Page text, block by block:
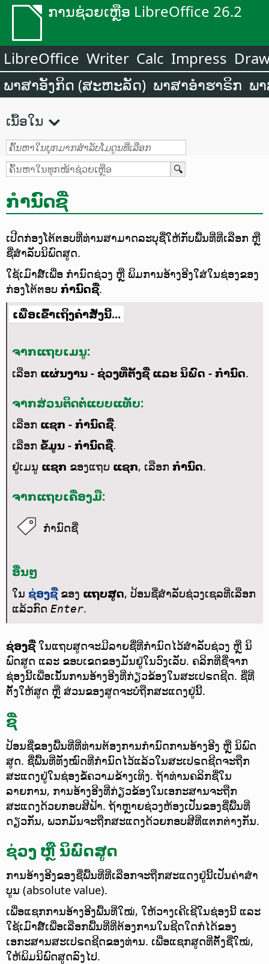
ການຊ່ວຍເຫຼືອ LibreOffice 26.2
LibreOffice Writer Calc Impress
ພາສາອັງກິດ (ສະຫະລັດ) ພາສາອຳຮາຣິກ ພ
ເນື້ອໃນ
ກຳນົດຊື່
ເປີດກ່ອງໂຕ້ຕອບທີ່ທ່ານສາມາດລະບຸຊື່ໃຫ້ກັບພື້ນທີ່ທີ່ເລືອກ ຫຼື
ຊື່ສຳລັບນິພົດສູດ.
ໃຊ້ເມົາສ໌ເພື່ອ ກຳນົດຊ່ວງ ຫຼື ພິມການອ້າງອີງໃສ່ໃນຊ່ອງຂອງ
ກ່ອງໂຕ້ຕອບ ກຳນົດຊື່.
ເພື່ອເຂົ້າເຖິງຄຳສັ່ງນີ້...
ຈາກແຖບເມນູ:
ເລືອກ ແຜ່ນງານ - ຊ່ວງທີ່ຕັ້ງຊື່ ແລະ ນິພົດ - ກຳນົດ.
ຈາກສ່ວນຕິດຕໍ່ແບບແທັບ:
ເລືອກ ແຊກ - ກຳນົດຊື່.
ເລືອກ ຂໍ້ມູນ - ກຳນົດຊື່.
ຢູ່ເມນູ ແຊກ ຂອງແຖບ ແຊກ, ເລືອກ ກຳນົດ.
ຈາກແຖບເຄື່ອງມື:
ກຳນົດຊື່
ອື່ນໆ
ໃນ ຊ່ອງຊື່ຂອງ ແຖບສູດ, ປ້ອນຊື່ສຳລັບຊ່ວງເຊລທີ່ເລືອກ
ແລ້ວກົດ Enter.
ຊ່ອງຊື່ໃນແຖບສູດຈະມີລາຍຊື່ທີ່ກຳນົດໄວ້ສຳລັບຊ່ວງ ຫຼື ນິ
ພົດສູດ ແລະ ຂອບເຂດຂອງມັນຢູ່ໃນວົງເລັບ. ຄລິກທີ່ຊື່ຈາກ
ຊ່ອງນີ້ເພື່ອເນັ້ນການອ້າງອີງທີ່ກ່ຽວຂ້ອງໃນສະເປຣດຊີດ. ຊື່ທີ່
ຕັ້ງໃຫ້ສູດ ຫຼື ສ່ວນຂອງສູດຈະບໍ່ຖືກສະແດງຢູ່ນີ້.
ຊື່
ປ້ອນຊື່ຂອງພື້ນທີ່ທີ່ທ່ານຕ້ອງການກຳນົດການອ້າງອີງ ຫຼື ນິພົດ
ສູດ. ຊື່ພື້ນທີ່ທັງໝົດທີ່ກຳນົດໄວ້ແລ້ວໃນສະເປຣດຊີດຈະຖືກ
ສະແດງຢູ່ໃນຊ່ອງຂໍ້ຄວາມຂ້າງເທິງ. ຖ້າທ່ານຄລິກຊື່ໃນ
ລາຍການ, ການອ້າງອີງທີ່ກ່ຽວຂ້ອງໃນເອກະສານຈະຖືກ
ສະແດງດ້ວຍກອບສີຟ້າ. ຖ້າຫຼາຍຊ່ວງຫ້ອງເປັນຂອງຊື່ພື້ນທີ່
ດຽວກັນ, ພວກມັນຈະຖືກສະແດງດ້ວຍກອບສີທີ່ແຕກຕ່າງກັນ.
ຊ່ວງ ຫຼື ນິພົດສູດ
ການອ້າງອີງຂອງຊື່ພື້ນທີ່ທີ່ເລືອກຈະຖືກສະແດງຢູ່ນີ້ເປັນຄ່າສຳ
ບູນ (absolute value).
ເພື່ອແຊກການອ້າງອີງພື້ນທີ່ໃໝ່, ໃຫ້ວາງເຄີເຊີໃນຊ່ອງນີ້ ແລະ
ໃຊ້ເມົາສ໌ເພື່ອເລືອກພື້ນທີ່ທີ່ຕ້ອງການໃນຊີດໃດກໍໄດ້ຂອງ
ເອກະສານສະເປຣດຊີດຂອງທ່ານ. ເພື່ອແຊກສູດທີ່ຕັ້ງຊື່ໃໝ່,
ໃຫ້ພິມນິພົດສູດລົງໄປ.